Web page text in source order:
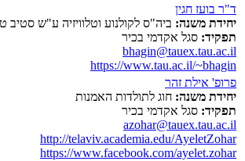
ד"ר בועז חגין
יחידת משנה: ביה"ס לקולנוע וטלוויזיה ע"ש סטיב
תפקיד: סגל אקדמי בכיר
bhagin@tauex.tau.ac.il
https://www.tau.ac.il/~bhagin
פרופ' אילת זהר
יחידת משנה: חוג לתולדות האמנות
תפקיד: סגל אקדמי בכיר
azohar@tauex.tau.ac.il
http://telaviv.academia.edu/AyeletZohar
https://www.facebook.com/ayelet.zohar